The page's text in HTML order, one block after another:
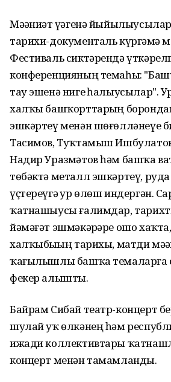
Мәҙәниәт үҙәгенә
тарихи-документаль күргәҙмә
Фестиваль сиктәрендә
конференцияның темаһы:
тау эшенә нигеҙ һалыусылар".
халҡы башҡорттарҙың
эшкәртеү менән шөғөлләнеүе
Тасимов, Туҡтамыш
Надир Уразмәтов һәм башҡа
төбәктә металл эшкәртеү, руда
үҫтереүгә ҙур өлөш индергән.
ҡатнашыусы ғалимдар,
йәмәғәт эшмәкәрҙәре ошо
халҡыбыҙҙың тарихы, матди
ҡағылышлы башҡа темаларға
фекер алышты.
Байрам Сибай театр-концерт
шулай уҡ өлкәнең һәм
ижади коллективтары
концерт менән тамамланды.